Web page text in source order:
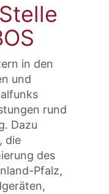
in den
und
rund
Dazu
die
des
Pfalz,